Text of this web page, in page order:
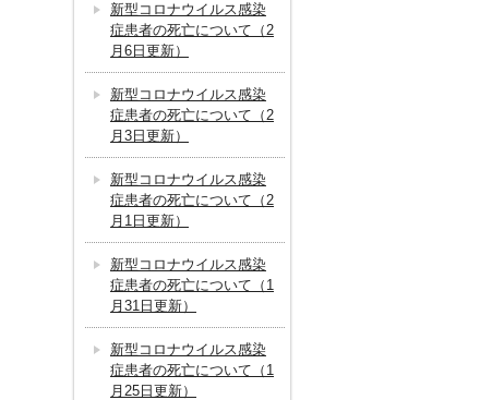
新型コロナウイルス感染
症患者の死亡について（2
月6日更新）
新型コロナウイルス感染
症患者の死亡について（2
月3日更新）
新型コロナウイルス感染
症患者の死亡について（2
月1日更新）
新型コロナウイルス感染
症患者の死亡について（1
月31日更新）
新型コロナウイルス感染
症患者の死亡について（1
月25日更新）